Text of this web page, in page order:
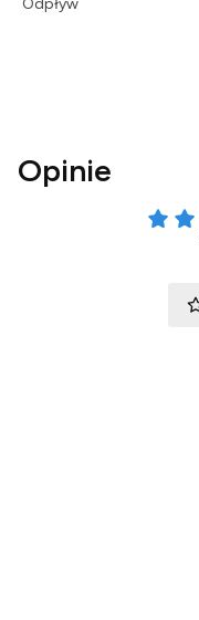
Opinie